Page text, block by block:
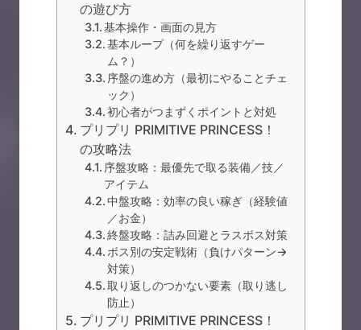
の遊び方
基本操作・画面の見方
基本ループ（何を繰り返すゲー
ム？）
序盤の進め方（最初にやることチェ
ック）
初心者がつまずくポイントと対処
プリプリ PRIMITIVE PRINCESS！
の攻略法
序盤攻略：最優先で取る装備／技／
アイテム
中盤攻略：効率の良い稼ぎ（経験値
／お金）
終盤攻略：詰み回避とラスボス対策
ボス別の安定戦術（負けパターン→
対策）
取り返しのつかない要素（取り逃し
防止）
プリプリ PRIMITIVE PRINCESS！